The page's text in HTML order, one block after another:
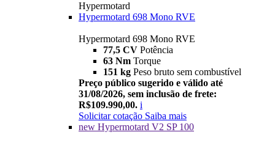
Hypermotard
Hypermotard 698 Mono RVE
Hypermotard 698 Mono RVE
77,5 CV Potência
63 Nm Torque
151 kg Peso bruto sem combustível
Preço público sugerido e válido até
31/08/2026, sem inclusão de frete:
R$109.990,00. i
Solicitar cotação Saiba mais
new Hypermotard V2 SP 100